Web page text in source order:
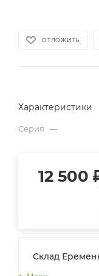
ОТЛОЖИТЬ
Характеристики
Серия —
12 500
Склад